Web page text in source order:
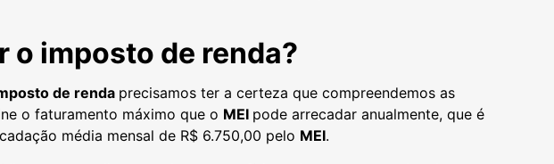
o imposto de renda?
de renda precisamos ter a certeza que compreendemos as
o faturamento máximo que o MEI pode arrecadar anualmente, que é
média mensal de R$ 6.750,00 pelo MEI.